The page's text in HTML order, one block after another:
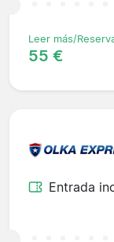
Leer más/
55 €
Entrada